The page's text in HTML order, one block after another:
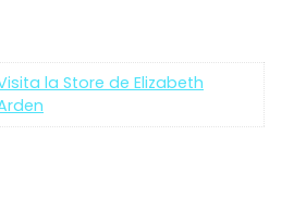
la Store de Elizabeth